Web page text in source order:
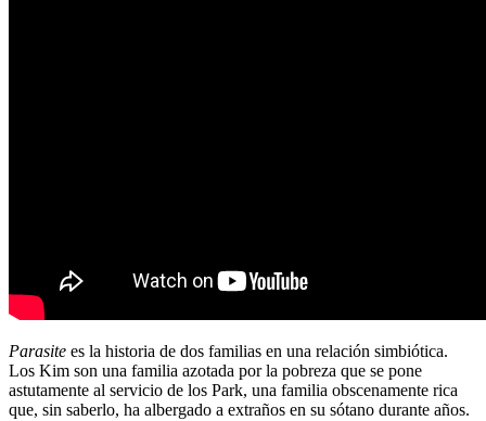
Parasite es la historia de dos familias en una relación simbiótica.
Los Kim son una familia azotada por la pobreza que se pone
astutamente al servicio de los Park, una familia obscenamente rica
que, sin saberlo, ha albergado a extraños en su sótano durante años.